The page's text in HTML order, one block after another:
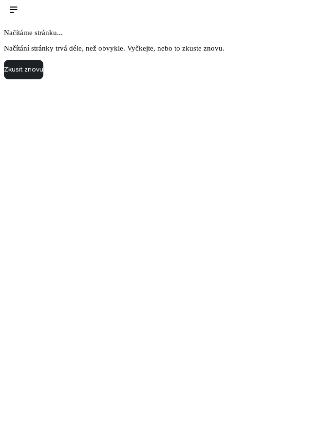
Načítáme stránku...
Načítání stránky trvá déle, než obvykle. Vyčkejte, nebo to zkuste znovu.
Zkusit znovu